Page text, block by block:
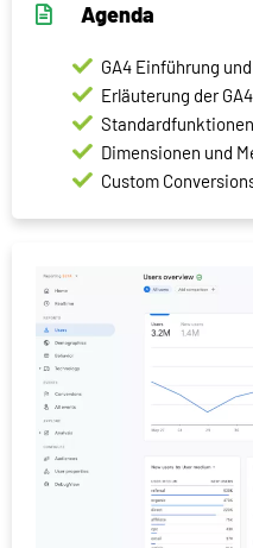
Agenda
GA4 Einführung
Erläuterung der
Dimensionen und
Custom